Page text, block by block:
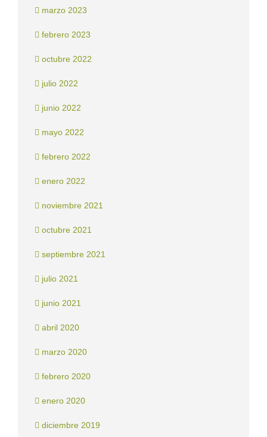
marzo 2023
febrero 2023
octubre 2022
julio 2022
junio 2022
mayo 2022
febrero 2022
enero 2022
noviembre 2021
octubre 2021
septiembre 2021
julio 2021
junio 2021
abril 2020
marzo 2020
febrero 2020
enero 2020
diciembre 2019